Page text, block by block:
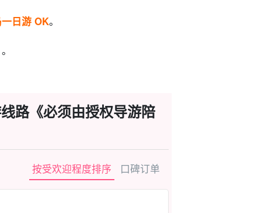
日游 OK。
。
路《必须由授权导游陪
按受欢迎程度排序 口碑订单